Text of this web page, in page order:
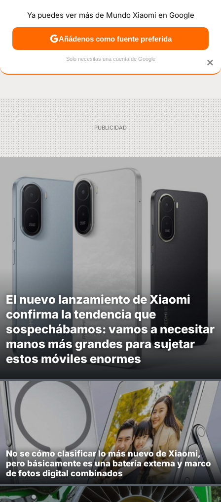
NOTICIAS MÓVILES TUTORIALES OFERTAS
El nuevo lanzamiento de Xiaomi
confirma la tendencia que
sospechábamos: vamos a necesitar
manos más grandes para sujetar
estos móviles enormes
No se cómo clasificar lo más nuevo de Xiaomi,
pero básicamente es una batería externa y marco
de fotos digital combinados
×
Ya puedes ver más de Mundo Xiaomi en Google
Añádenos como fuente preferida
Solo necesitas una cuenta de Google